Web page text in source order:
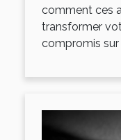
comment ces
transformer
compromis sur